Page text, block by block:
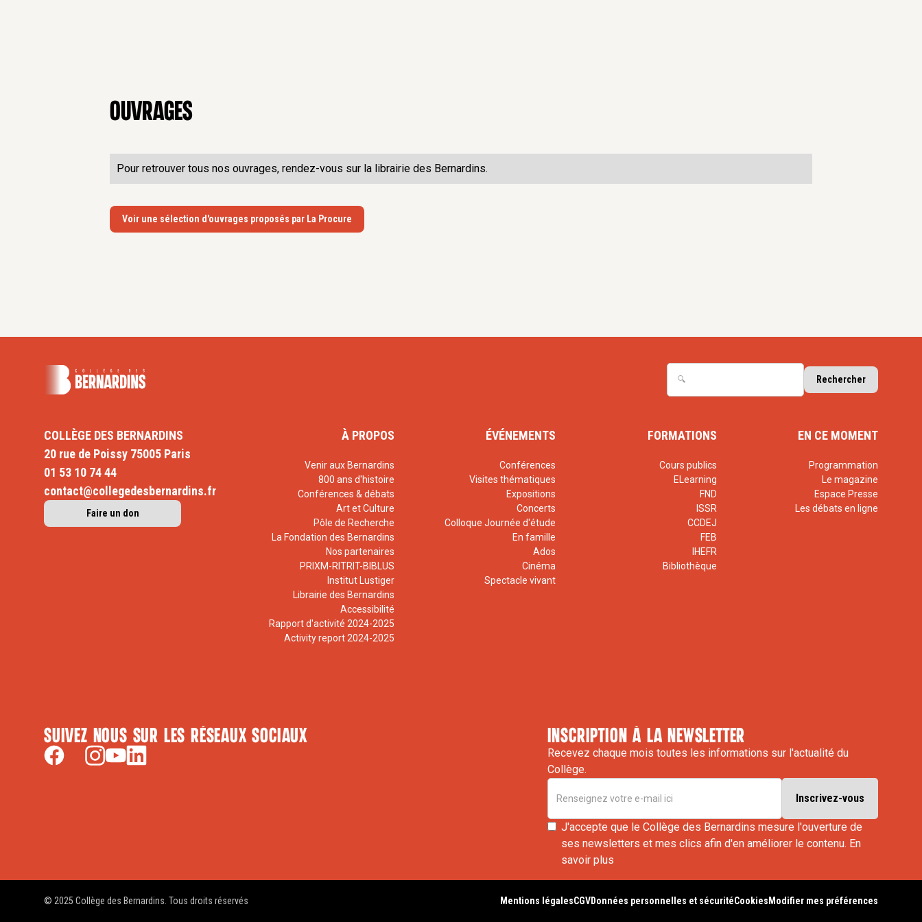
Ouvrages
Pour retrouver tous nos ouvrages, rendez-vous sur la librairie des Bernardins.
Voir une sélection d'ouvrages proposés par La Procure
COLLÈGE DES BERNARDINS
20 rue de Poissy 75005 Paris
01 53 10 74 44
contact@collegedesbernardins.fr
Faire un don
À PROPOS
Venir aux Bernardins
800 ans d'histoire
Conférences & débats
Art et Culture
Pôle de Recherche
La Fondation des Bernardins
Nos partenaires
PRIXM-RITRIT-BIBLUS
Institut Lustiger
Librairie des Bernardins
Accessibilité
Rapport d'activité 2024-2025
Activity report 2024-2025
ÉVÉNEMENTS
Conférences
Visites thématiques
Expositions
Concerts
Colloque Journée d'étude
En famille
Ados
Cinéma
Spectacle vivant
FORMATIONS
Cours publics
ELearning
FND
ISSR
CCDEJ
FEB
IHEFR
Bibliothèque
EN CE MOMENT
Programmation
Le magazine
Espace Presse
Les débats en ligne
Suivez nous sur les réseaux sociaux inscription à la newsletter
Recevez chaque mois toutes les informations sur l'actualité du
Collège.
J'accepte que le Collège des Bernardins mesure l'ouverture de
ses newsletters et mes clics afin d'en améliorer le contenu. En
savoir plus
© 2025 Collège des Bernardins. Tous droits réservés Mentions légalesCGVDonnées personnelles et sécuritéCookies Modifier mes préférences